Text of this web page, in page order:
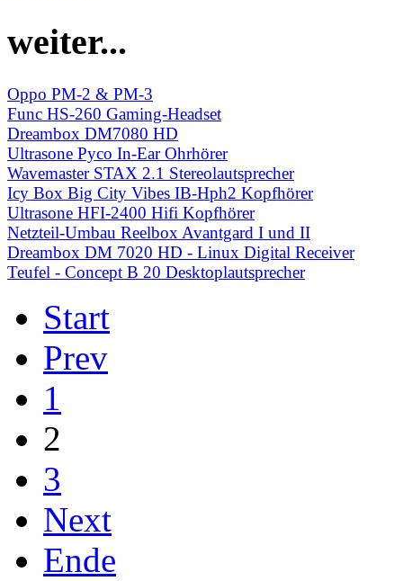
weiter...
Oppo PM-2 & PM-3
Func HS-260 Gaming-Headset
Dreambox DM7080 HD
Ultrasone Pyco In-Ear Ohrhörer
Wavemaster STAX 2.1 Stereolautsprecher
Icy Box Big City Vibes IB-Hph2 Kopfhörer
Ultrasone HFI-2400 Hifi Kopfhörer
Netzteil-Umbau Reelbox Avantgard I und II
Dreambox DM 7020 HD - Linux Digital Receiver
Teufel - Concept B 20 Desktoplautsprecher
Start
Prev
1
2
3
Next
Ende